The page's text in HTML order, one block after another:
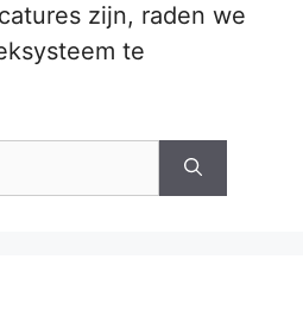
zijn, raden we
te